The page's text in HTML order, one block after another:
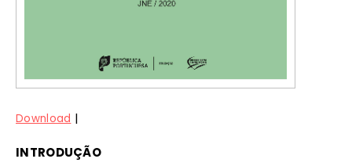
Download |
INTRODUÇÃO